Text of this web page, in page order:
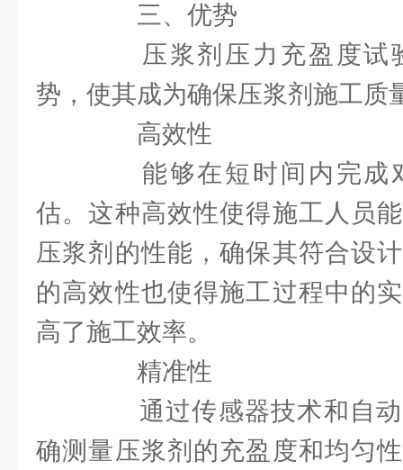
三、优势
压浆剂压力充盈度试
势，使其成为确保压浆剂施工质
高效性
能够在短时间内完成
估。这种高效性使得施工人员
压浆剂的性能，确保其符合设
的高效性也使得施工过程中的
高了施工效率。
精准性
通过传感器技术和自动
确测量压浆剂的充盈度和均匀